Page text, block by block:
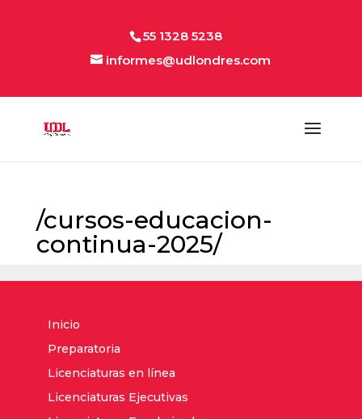
55 1328 5238
informes@udlondres.com
/cursos-educacion-
continua-2025/
Inicio
Preparatoria
Licenciaturas en línea
Licenciaturas Ejecutivas